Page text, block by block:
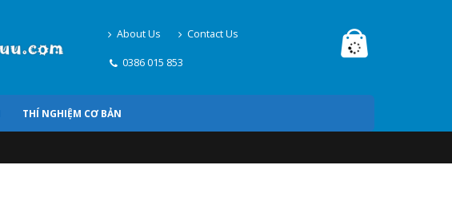
About Us Contact Us
0386 015 853
THÍ NGHIỆM CƠ BẢN